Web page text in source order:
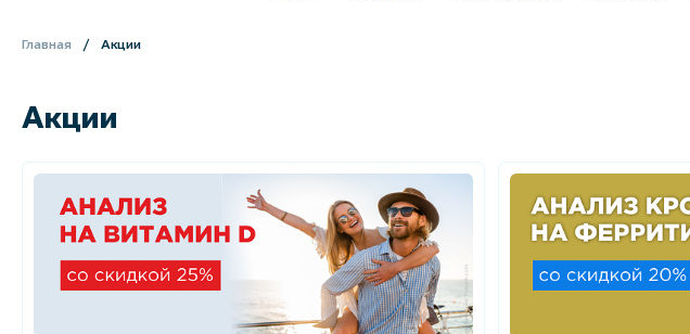
Главная Акции
Акции